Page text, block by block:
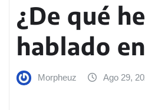
¿De qué
hablado
Morpheuz Ago 29,